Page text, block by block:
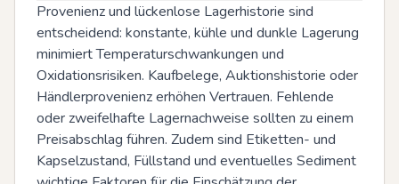
Provenienz und lückenlose Lagerhistorie sind
entscheidend: konstante, kühle und dunkle Lagerung
minimiert Temperaturschwankungen und
Oxidationsrisiken. Kaufbelege, Auktionshistorie oder
Händlerprovenienz erhöhen Vertrauen. Fehlende
oder zweifelhafte Lagernachweise sollten zu einem
Preisabschlag führen. Zudem sind Etiketten- und
Kapselzustand, Füllstand und eventuelles Sediment